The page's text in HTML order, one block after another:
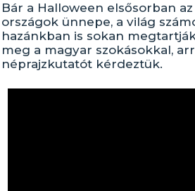
Bár a Halloween elsősorban
országok ünnepe, a világ
hazánkban is sokan
meg a magyar szokásokkal,
néprajzkutatót kérdeztük.